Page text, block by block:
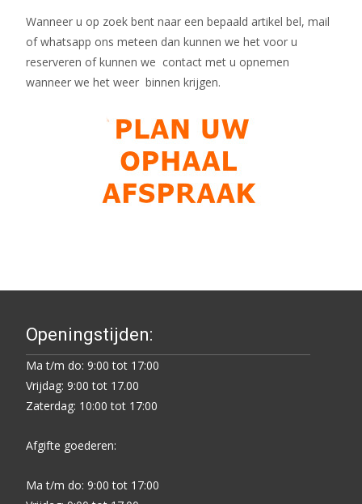
Wanneer u op zoek bent naar een bepaald artikel bel, mail
of whatsapp ons meteen dan kunnen we het voor u
reserveren of kunnen we contact met u opnemen
wanneer we het weer binnen krijgen.
Openingstijden:
Ma t/m do: 9:00 tot 17:00
Vrijdag: 9:00 tot 17.00
Zaterdag: 10:00 tot 17:00
Afgifte goederen:
Ma t/m do: 9:00 tot 17:00